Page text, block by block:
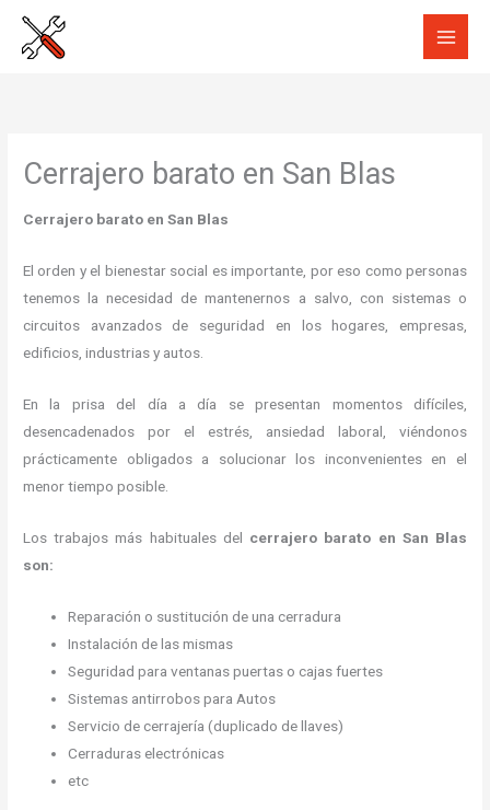
Cerrajero barato en San Blas
Cerrajero barato en San Blas
El orden y el bienestar social es importante, por eso como personas
tenemos la necesidad de mantenernos a salvo, con sistemas o
circuitos avanzados de seguridad en los hogares, empresas,
edificios, industrias y autos.
En la prisa del día a día se presentan momentos difíciles,
desencadenados por el estrés, ansiedad laboral, viéndonos
prácticamente obligados a solucionar los inconvenientes en el
menor tiempo posible.
Los trabajos más habituales del cerrajero barato en San Blas
son:
Reparación o sustitución de una cerradura
Instalación de las mismas
Seguridad para ventanas puertas o cajas fuertes
Sistemas antirrobos para Autos
Servicio de cerrajería (duplicado de llaves)
Cerraduras electrónicas
etc